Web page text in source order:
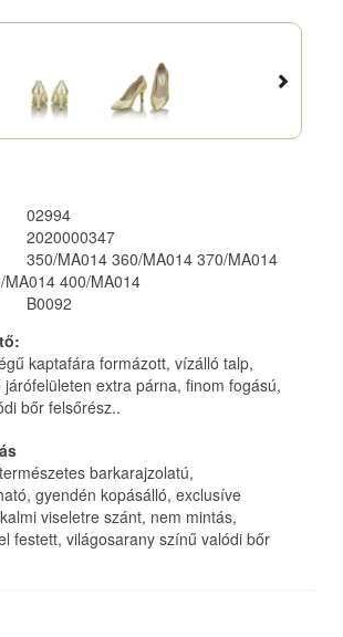
02994
2020000347
350/MA014 360/MA014 370/MA014
400/MA014
B0092
:
kaptafára formázott, vízálló talp,
extra párna, finom fogású,
bőr felsőrész..
barkarajzolatú,
gyendén kopásálló, exclusíve
viseletre szánt, nem mintás,
festett, világosarany színű valódi bőr